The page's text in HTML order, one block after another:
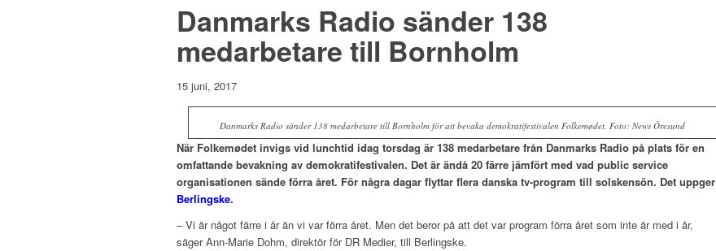
Danmarks Radio sänder 138
medarbetare till Bornholm
15 juni, 2017
Danmarks Radio sänder 138 medarbetare till Bornholm för att bevaka demokratifestivalen Folkemødet. Foto: News Öresund
När Folkemødet invigs vid lunchtid idag torsdag är 138 medarbetare från Danmarks Radio på plats för en
omfattande bevakning av demokratifestivalen. Det är ändå 20 färre jämfört med vad public service
organisationen sände förra året. För några dagar flyttar flera danska tv-program till solskensön. Det uppger
Berlingske.
– Vi är något färre i år än vi var förra året. Men det beror på att det var program förra året som inte är med i år,
säger Ann-Marie Dohm, direktör för DR Medier, till Berlingske.